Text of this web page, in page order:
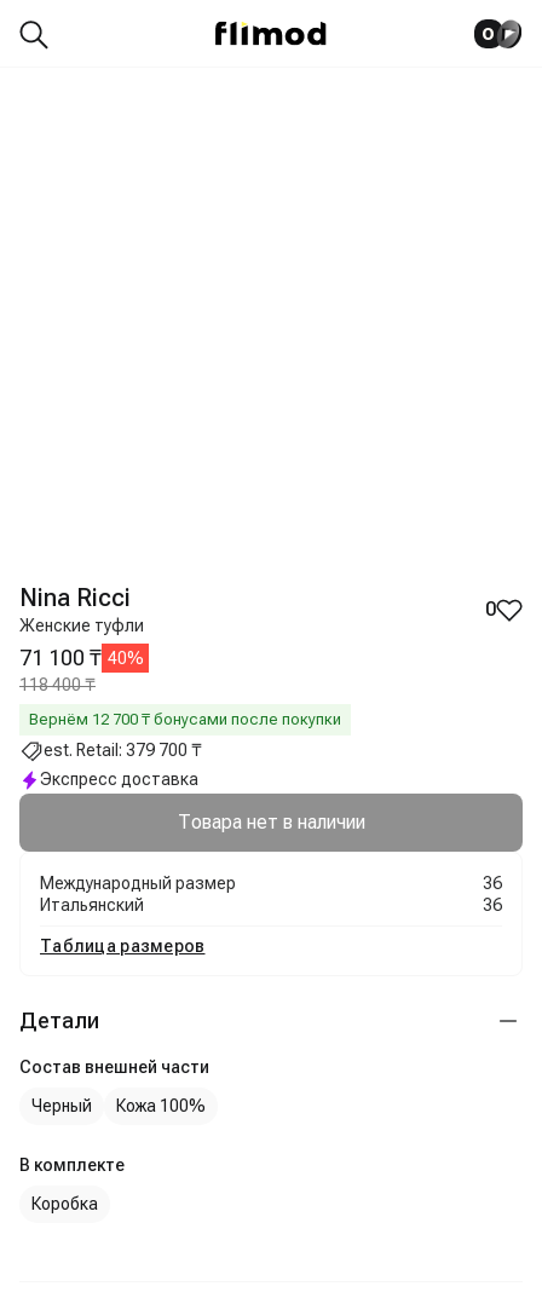
0
Nina Ricci
Женские туфли
0
71 100 ₸ 40%
118 400 ₸
Вернём 12 700 ₸ бонусами после покупки
est. Retail: 379 700 ₸
Экспресс доставка
Товара нет в наличии
Международный размер
36
Итальянский
36
Таблица размеров
Детали
Состав внешней части
Черный
Кожа 100%
В комплекте
Коробка